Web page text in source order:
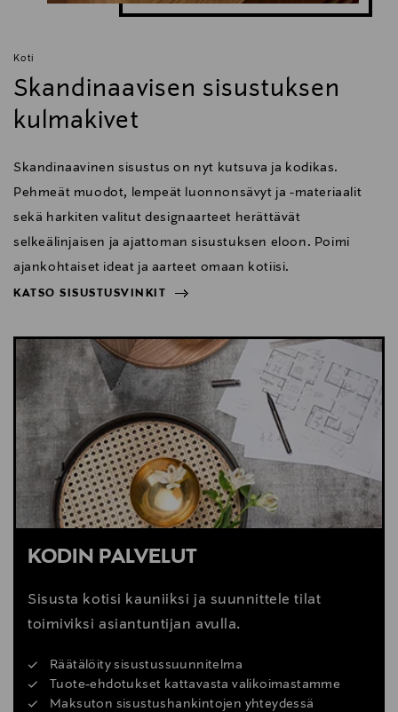
Koti
Skandinaavisen sisustuksen
kulmakivet
Skandinaavinen sisustus on nyt kutsuva ja kodikas.
Pehmeät muodot, lempeät luonnonsävyt ja -materiaalit
sekä harkiten valitut designaarteet herättävät
selkeälinjaisen ja ajattoman sisustuksen eloon. Poimi
ajankohtaiset ideat ja aarteet omaan kotiisi.
KATSO SISUSTUSVINKIT
KATSO SISUSTUSVINKIT
KODIN PALVELUT
Sisusta kotisi kauniiksi ja suunnittele tilat
toimiviksi asiantuntijan avulla.
Räätälöity sisustussuunnitelma
Tuote-ehdotukset kattavasta valikoimastamme
Maksuton sisustushankintojen yhteydessä